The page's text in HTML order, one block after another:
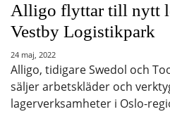
Alligo flyttar till nytt
Vestby Logistikpark
24 maj, 2022
Alligo, tidigare Swedol och
säljer arbetskläder och
lagerverksamheter i Oslo-